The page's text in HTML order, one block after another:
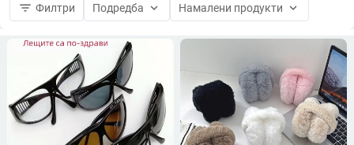
filter_list Филтри Подредба keyboard_arrow_down Намалени продукти keyboard_arrow_down